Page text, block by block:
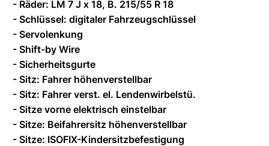
- Räder: LM 7 J x 18, B. 215/55 R 18
- Schlüssel: digitaler Fahrzeugschlüssel
- Servolenkung
- Shift-by Wire
- Sicherheitsgurte
- Sitz: Fahrer höhenverstellbar
- Sitz: Fahrer verst. el. Lendenwirbelstü.
- Sitze vorne elektrisch einstelbar
- Sitze: Beifahrersitz höhenverstellbar
- Sitze: ISOFIX-Kindersitzbefestigung